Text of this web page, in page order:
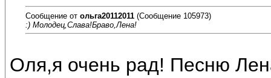
Сообщение от ольга20112011 (Сообщение 105973)
:) Молодец,Слава!Браво,Лена!
Оля,я очень рад! Песню